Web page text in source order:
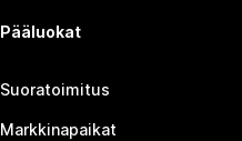
Pääluokat
Suoratoimitus
Markkinapaikat